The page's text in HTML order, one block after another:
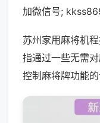
加微信号;
苏州家用麻将机
指通过一些无需
控制麻将牌功能的